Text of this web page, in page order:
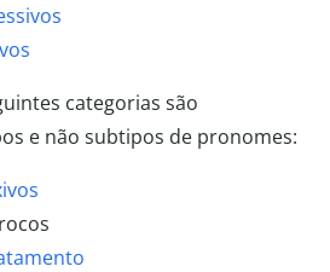
categorias são
e não subtipos de pronomes: